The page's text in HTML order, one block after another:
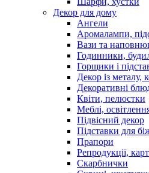
Декор для дому
Ангели
Аромалампи,
Вази та
Годинники,
Горщики і
Декор із металу,
Декоративні
Квіти, пелюстки
Меблі,
Підвісний декор
Підставки для
Прапори
Репродукції,
Скарбнички